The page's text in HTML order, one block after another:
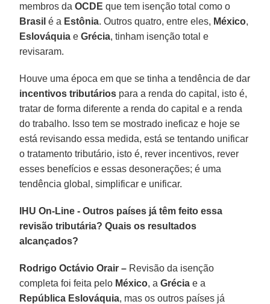
membros daOCDE que tem isenção total como o
Brasil é a Estônia. Outros quatro, entre eles, México,
Eslováquia eGrécia, tinham isenção total e
revisaram.
Houve uma época em que se tinha a tendência de dar
incentivos tributários para a renda do capital, isto é,
tratar de forma diferente a renda do capital e a renda
do trabalho. Isso tem se mostrado ineficaz e hoje se
está revisando essa medida, está se tentando unificar
o tratamento tributário, isto é, rever incentivos, rever
esses benefícios e essas desonerações; é uma
tendência global, simplificar e unificar.
IHU On-Line - Outros países já têm feito essa
revisão tributária? Quais os resultados
alcançados?
Rodrigo Octávio Orair – Revisão da isenção
completa foi feita pelo México, aGrécia e a
República Eslováquia, mas os outros países já